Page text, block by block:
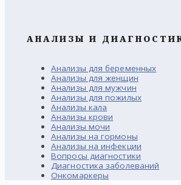
АНАЛИЗЫ И
Анализы для беременных
Анализы для женщин
Анализы для мужчин
Анализы для пожилых
Анализы кала
Анализы крови
Анализы мочи
Анализы на гормоны
Анализы на инфекции
Вопросы диагностики
Диагностика заболеваний
Онкомаркеры